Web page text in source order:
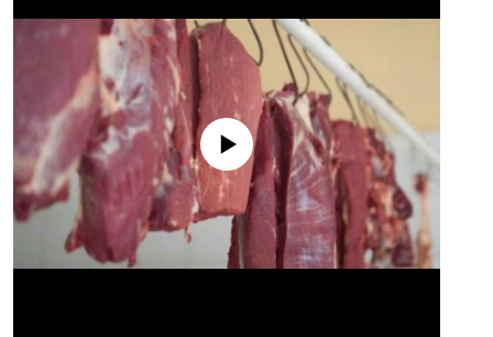
No media source currently available